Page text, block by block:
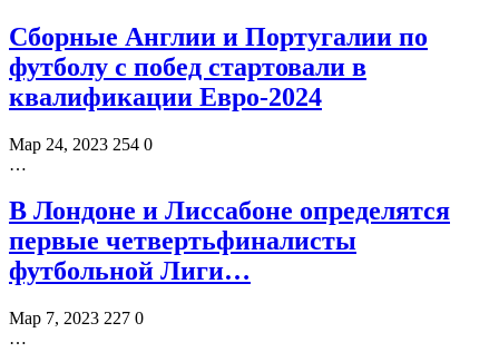
Сборные Англии и Португалии по
футболу с побед стартовали в
квалификации Евро-2024
Мар 24, 2023 254 0
…
В Лондоне и Лиссабоне определятся
первые четвертьфиналисты
футбольной Лиги…
Мар 7, 2023 227 0
…